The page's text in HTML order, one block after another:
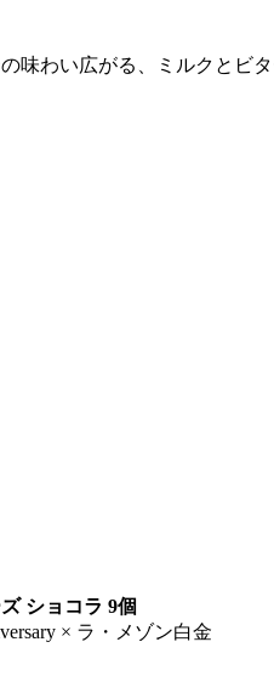
味わい広がる、ミルクとビ
ショコラ 9個
× ラ・メゾン白金